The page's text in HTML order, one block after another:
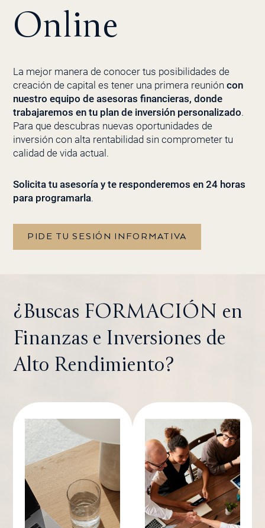
Online
La mejor manera de conocer tus posibilidades de
creación de capital es tener una primera reunión con
nuestro equipo de asesoras financieras, donde
trabajaremos en tu plan de inversión personalizado.
Para que descubras nuevas oportunidades de
inversión con alta rentabilidad sin comprometer tu
calidad de vida actual.
Solicita tu asesoría y te responderemos en 24 horas
para programarla.
PIDE TU SESIÓN INFORMATIVA
¿Buscas FORMACIÓN en
Finanzas e Inversiones de
Alto Rendimiento?